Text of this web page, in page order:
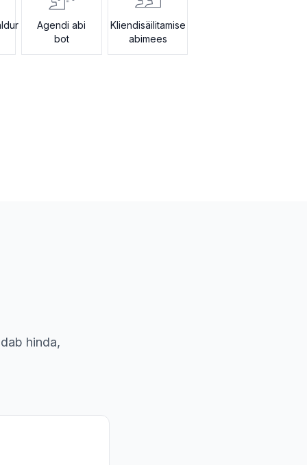
Agendi abi
bot
Kliendisäilitamise
abimees
hinda,